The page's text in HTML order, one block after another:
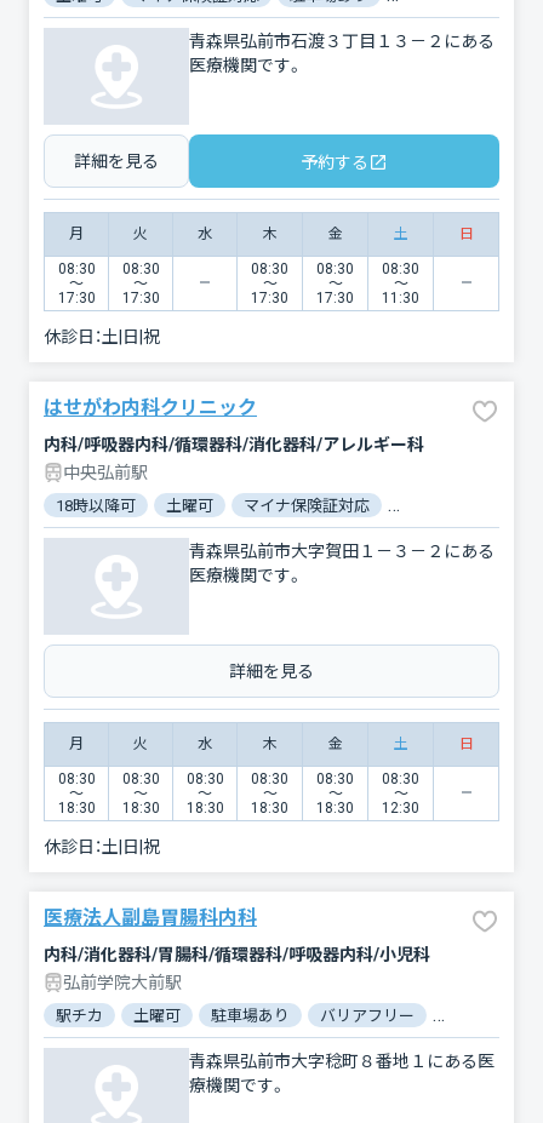
青森県弘前市石渡３丁目１３－２にある
医療機関です。
詳細を見る 予約する
月 火 水 木 金 土 日
08:30
〜
17:30
08:30
〜
17:30
08:30
〜
17:30
08:30
〜
17:30
08:30
〜
11:30
休診日：土|日|祝
はせがわ内科クリニック
内科/呼吸器内科/循環器科/消化器科/アレルギー科
中央弘前駅
18時以降可 土曜可 マイナ保険証対応
青森県弘前市大字賀田１－３－２にある
医療機関です。
詳細を見る
月 火 水 木 金 土 日
08:30
〜
18:30
08:30
〜
18:30
08:30
〜
18:30
08:30
〜
18:30
08:30
〜
18:30
08:30
〜
12:30
休診日：土|日|祝
医療法人副島胃腸科内科
内科/消化器科/胃腸科/循環器科/呼吸器内科/小児科
弘前学院大前駅
駅チカ 土曜可 駐車場あり バリアフリー
青森県弘前市大字稔町８番地１にある医
療機関です。